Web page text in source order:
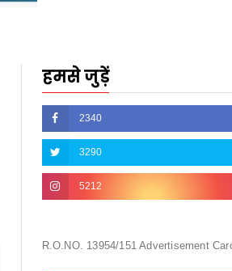
हमसे जुड़ें
2340
3290
5212
R.O.NO. 13954/151 Advertisement